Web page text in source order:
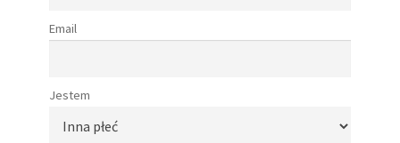
Email
Jestem